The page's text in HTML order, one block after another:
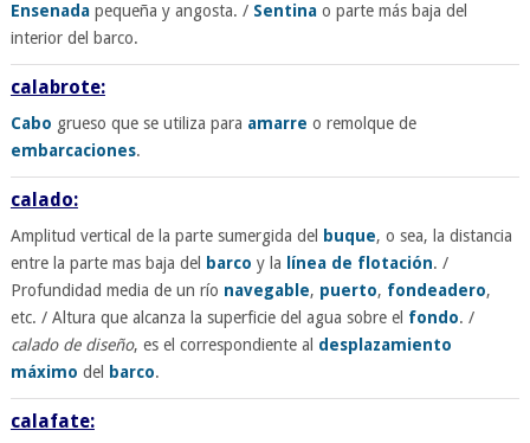
Ensenadapequeña y angosta. / Sentinao parte más baja del
interior del barco.
calabrote:
Cabo grueso que se utiliza para amarre o remolque de
embarcaciones.
calado:
Amplitud vertical de la parte sumergida del buque, o sea, la distancia
entre la parte mas baja del
barco y la línea de flotación. /
Profundidad media de un río navegable, puerto, fondeadero,
etc. / Altura que alcanza la superficie del agua sobre el fondo. /
calado de diseño, es el correspondiente al desplazamiento
máximo del barco.
calafate: